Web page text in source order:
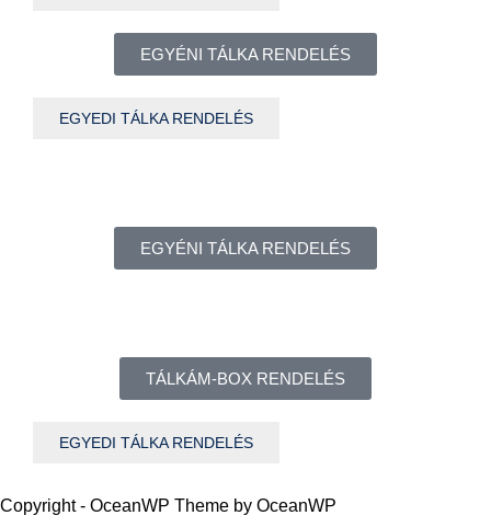
EGYÉNI TÁLKA RENDELÉS
EGYEDI TÁLKA RENDELÉS
EGYÉNI TÁLKA RENDELÉS
TÁLKÁM-BOX RENDELÉS
EGYEDI TÁLKA RENDELÉS
Copyright - OceanWP Theme by OceanWP